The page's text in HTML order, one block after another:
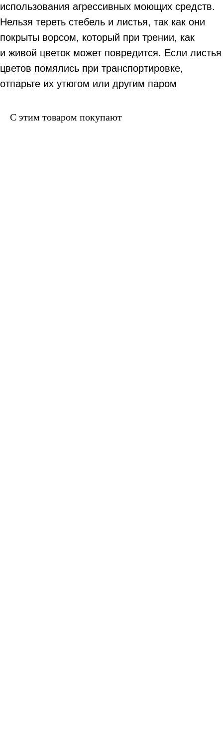
использования агрессивных моющих средств.
Нельзя тереть стебель и листья, так как они
покрыты ворсом, который при трении, как
и живой цветок может повредится. Если листья
цветов помялись при транспортировке,
отпарьте их утюгом или другим паром
С этим товаром покупают